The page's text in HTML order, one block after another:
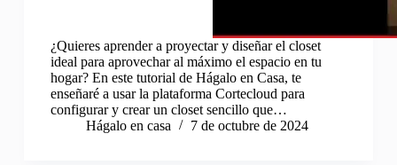
¿Quieres aprender a proyectar y diseñar el closet
ideal para aprovechar al máximo el espacio en tu
hogar? En este tutorial de Hágalo en Casa, te
enseñaré a usar la plataforma Cortecloud para
configurar y crear un closet sencillo que…
Hágalo en casa
7 de octubre de 2024